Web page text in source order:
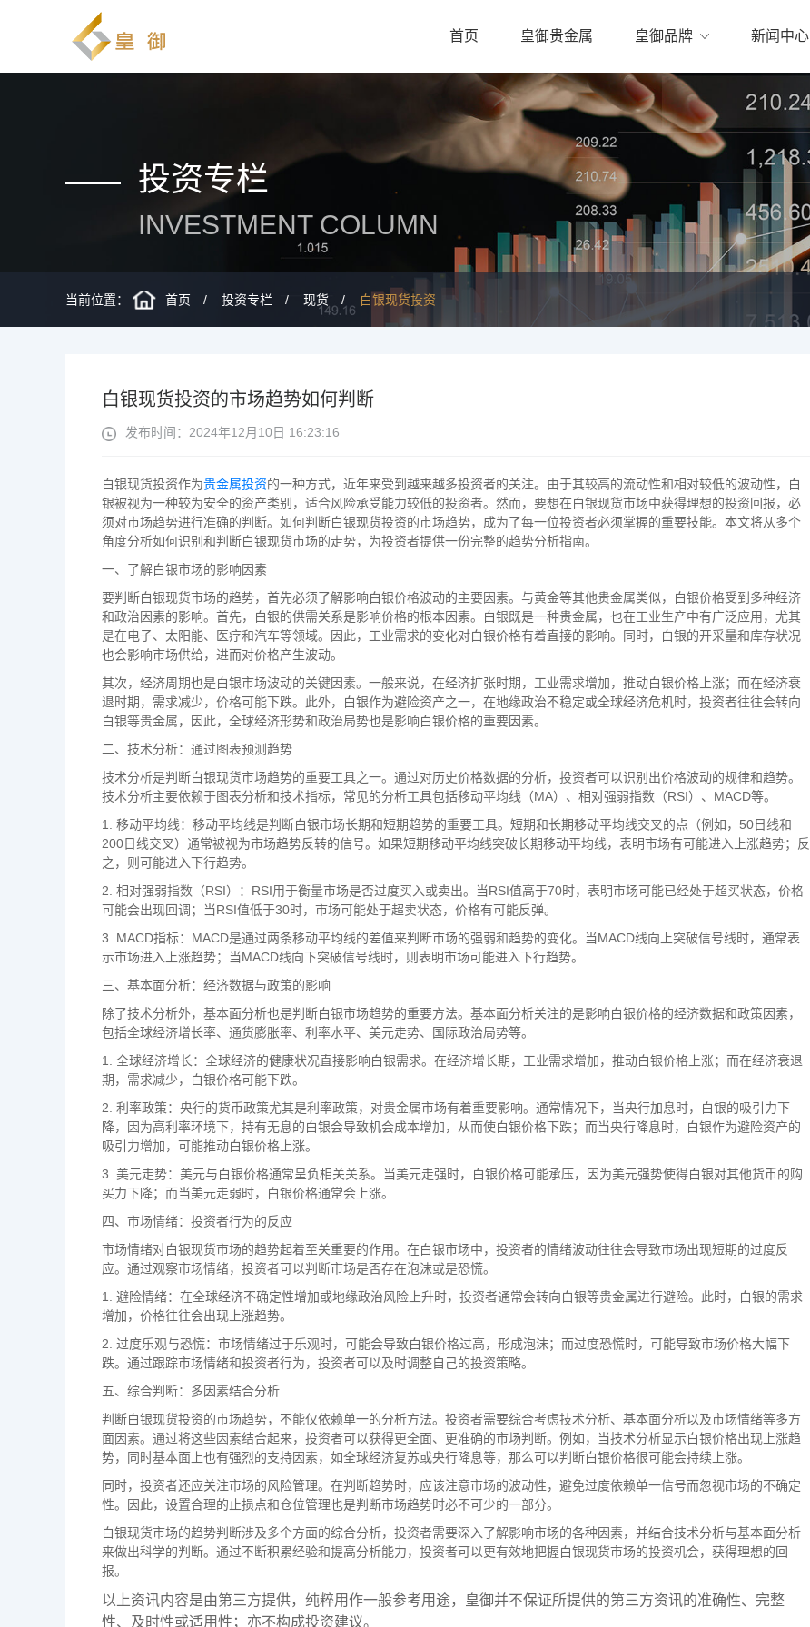
首页 皇御贵金属 皇御品牌 新闻中心
投资专栏
INVESTMENT COLUMN
当前位置： 首页 投资专栏 现货 白银现货投资
白银现货投资的市场趋势如何判断
发布时间：2024年12月10日 16:23:16
白银现货投资作为贵金属投资的一种方式，近年来受到越来越多投资者的关注。由于其较高的流动性和相对较低的波动性，白
银被视为一种较为安全的资产类别，适合风险承受能力较低的投资者。然而，要想在白银现货市场中获得理想的投资回报，必
须对市场趋势进行准确的判断。如何判断白银现货投资的市场趋势，成为了每一位投资者必须掌握的重要技能。本文将从多个
角度分析如何识别和判断白银现货市场的走势，为投资者提供一份完整的趋势分析指南。
一、了解白银市场的影响因素
要判断白银现货市场的趋势，首先必须了解影响白银价格波动的主要因素。与黄金等其他贵金属类似，白银价格受到多种经济
和政治因素的影响。首先，白银的供需关系是影响价格的根本因素。白银既是一种贵金属，也在工业生产中有广泛应用，尤其
是在电子、太阳能、医疗和汽车等领域。因此，工业需求的变化对白银价格有着直接的影响。同时，白银的开采量和库存状况
也会影响市场供给，进而对价格产生波动。
其次，经济周期也是白银市场波动的关键因素。一般来说，在经济扩张时期，工业需求增加，推动白银价格上涨；而在经济衰
退时期，需求减少，价格可能下跌。此外，白银作为避险资产之一，在地缘政治不稳定或全球经济危机时，投资者往往会转向
白银等贵金属，因此，全球经济形势和政治局势也是影响白银价格的重要因素。
二、技术分析：通过图表预测趋势
技术分析是判断白银现货市场趋势的重要工具之一。通过对历史价格数据的分析，投资者可以识别出价格波动的规律和趋势。
技术分析主要依赖于图表分析和技术指标，常见的分析工具包括移动平均线（MA）、相对强弱指数（RSI）、MACD等。
1. 移动平均线：移动平均线是判断白银市场长期和短期趋势的重要工具。短期和长期移动平均线交叉的点（例如，50日线和
200日线交叉）通常被视为市场趋势反转的信号。如果短期移动平均线突破长期移动平均线，表明市场有可能进入上涨趋势；反
之，则可能进入下行趋势。
2. 相对强弱指数（RSI）：RSI用于衡量市场是否过度买入或卖出。当RSI值高于70时，表明市场可能已经处于超买状态，价格
可能会出现回调；当RSI值低于30时，市场可能处于超卖状态，价格有可能反弹。
3. MACD指标：MACD是通过两条移动平均线的差值来判断市场的强弱和趋势的变化。当MACD线向上突破信号线时，通常表
示市场进入上涨趋势；当MACD线向下突破信号线时，则表明市场可能进入下行趋势。
三、基本面分析：经济数据与政策的影响
除了技术分析外，基本面分析也是判断白银市场趋势的重要方法。基本面分析关注的是影响白银价格的经济数据和政策因素，
包括全球经济增长率、通货膨胀率、利率水平、美元走势、国际政治局势等。
1. 全球经济增长：全球经济的健康状况直接影响白银需求。在经济增长期，工业需求增加，推动白银价格上涨；而在经济衰退
期，需求减少，白银价格可能下跌。
2. 利率政策：央行的货币政策尤其是利率政策，对贵金属市场有着重要影响。通常情况下，当央行加息时，白银的吸引力下
降，因为高利率环境下，持有无息的白银会导致机会成本增加，从而使白银价格下跌；而当央行降息时，白银作为避险资产的
吸引力增加，可能推动白银价格上涨。
3. 美元走势：美元与白银价格通常呈负相关关系。当美元走强时，白银价格可能承压，因为美元强势使得白银对其他货币的购
买力下降；而当美元走弱时，白银价格通常会上涨。
四、市场情绪：投资者行为的反应
市场情绪对白银现货市场的趋势起着至关重要的作用。在白银市场中，投资者的情绪波动往往会导致市场出现短期的过度反
应。通过观察市场情绪，投资者可以判断市场是否存在泡沫或是恐慌。
1. 避险情绪：在全球经济不确定性增加或地缘政治风险上升时，投资者通常会转向白银等贵金属进行避险。此时，白银的需求
增加，价格往往会出现上涨趋势。
2. 过度乐观与恐慌：市场情绪过于乐观时，可能会导致白银价格过高，形成泡沫；而过度恐慌时，可能导致市场价格大幅下
跌。通过跟踪市场情绪和投资者行为，投资者可以及时调整自己的投资策略。
五、综合判断：多因素结合分析
判断白银现货投资的市场趋势，不能仅依赖单一的分析方法。投资者需要综合考虑技术分析、基本面分析以及市场情绪等多方
面因素。通过将这些因素结合起来，投资者可以获得更全面、更准确的市场判断。例如，当技术分析显示白银价格出现上涨趋
势，同时基本面上也有强烈的支持因素，如全球经济复苏或央行降息等，那么可以判断白银价格很可能会持续上涨。
同时，投资者还应关注市场的风险管理。在判断趋势时，应该注意市场的波动性，避免过度依赖单一信号而忽视市场的不确定
性。因此，设置合理的止损点和仓位管理也是判断市场趋势时必不可少的一部分。
白银现货市场的趋势判断涉及多个方面的综合分析，投资者需要深入了解影响市场的各种因素，并结合技术分析与基本面分析
来做出科学的判断。通过不断积累经验和提高分析能力，投资者可以更有效地把握白银现货市场的投资机会，获得理想的回
报。
以上资讯内容是由第三方提供，纯粹用作一般参考用途，皇御并不保证所提供的第三方资讯的准确性、完整
性、及时性或适用性；亦不构成投资建议。